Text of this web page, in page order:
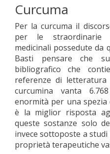
Curcuma
Per la curcuma il
per le straordinarie
medicinali possedute da
Basti pensare che
bibliografico che
referenze di letteratura
curcumina vanta
enormità per una spezia
è la miglior risposta
queste sostanze solo
invece sottoposte a
proprietà terapeutiche